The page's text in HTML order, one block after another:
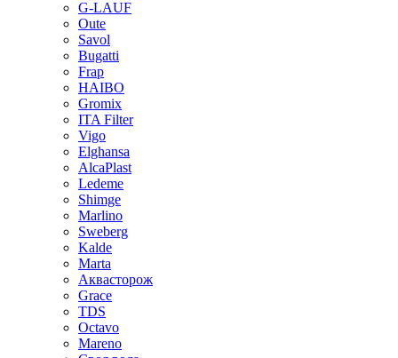
G-LAUF
Oute
Savol
Bugatti
Frap
HAIBO
Gromix
ITA Filter
Vigo
Elghansa
AlcaPlast
Ledeme
Shimge
Marlino
Sweberg
Kalde
Marta
Аквасторож
Grace
TDS
Octavo
Mareno